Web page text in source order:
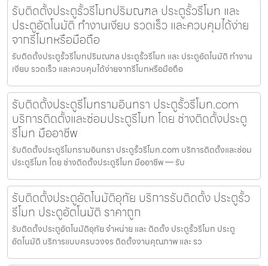
รับติดตั้งประตูรั้วรีโมทปริมณฑล ประตูรั้วรีโมท และ
ประตูอัตโนมัติ ทำงานเงียบ รวดเร็ว และควบคุมได้ง่าย
จากรีโมทหรือมือถือ
รับติดตั้งประตูรั้วรีโมทปริมณฑล ประตูรั้วรีโมท และ ประตูอัตโนมัติ ทำงาน
เงียบ รวดเร็ว และควบคุมได้ง่ายจากรีโมทหรือมือถือ
รับติดตั้งประตูรีโมทรามอินทรา ประตูรั้วรีโมท.com
บริการติดตั้งและซ่อมประตูรีโมท โดย ช่างติดตั้งประตู
รีโมท มืออาชีพ
รับติดตั้งประตูรีโมทรามอินทรา ประตูรั้วรีโมท.com บริการติดตั้งและซ่อม
ประตูรีโมท โดย ช่างติดตั้งประตูรีโมท มืออาชีพ — รับ
รับติดตั้งประตูอัตโนมัติอุทัย บริการรับติดตั้ง ประตูรั้ว
รีโมท ประตูอัตโนมัติ ราคาถูก
รับติดตั้งประตูอัตโนมัติอุทัย จำหน่าย และ ติดตั้ง ประตูรั้วรีโมท ประตู
อัตโนมัติ บริการแบบครบวงจร ติดตั้งงานคุณภาพ และ รว